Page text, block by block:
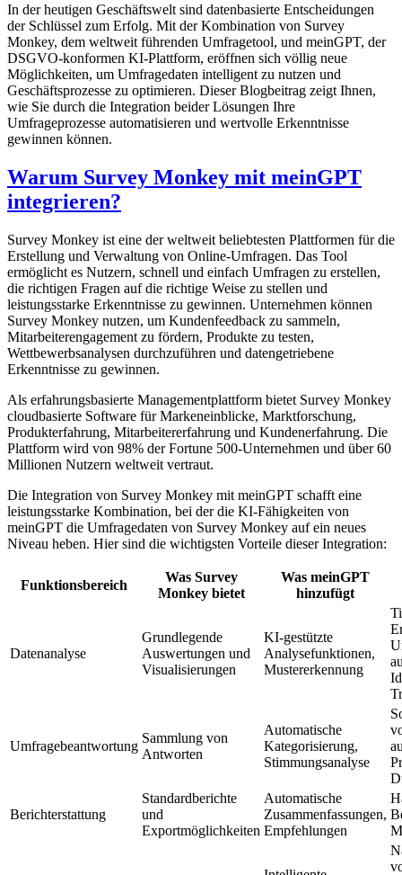
In der heutigen Geschäftswelt sind datenbasierte Entscheidungen
der Schlüssel zum Erfolg. Mit der Kombination von Survey
Monkey, dem weltweit führenden Umfragetool, und meinGPT, der
DSGVO-konformen KI-Plattform, eröffnen sich völlig neue
Möglichkeiten, um Umfragedaten intelligent zu nutzen und
Geschäftsprozesse zu optimieren. Dieser Blogbeitrag zeigt Ihnen,
wie Sie durch die Integration beider Lösungen Ihre
Umfrageprozesse automatisieren und wertvolle Erkenntnisse
gewinnen können.
Warum Survey Monkey mit meinGPT
integrieren?
Survey Monkey ist eine der weltweit beliebtesten Plattformen für die
Erstellung und Verwaltung von Online-Umfragen. Das Tool
ermöglicht es Nutzern, schnell und einfach Umfragen zu erstellen,
die richtigen Fragen auf die richtige Weise zu stellen und
leistungsstarke Erkenntnisse zu gewinnen. Unternehmen können
Survey Monkey nutzen, um Kundenfeedback zu sammeln,
Mitarbeiterengagement zu fördern, Produkte zu testen,
Wettbewerbsanalysen durchzuführen und datengetriebene
Erkenntnisse zu gewinnen.
Als erfahrungsbasierte Managementplattform bietet Survey Monkey
cloudbasierte Software für Markeneinblicke, Marktforschung,
Produkterfahrung, Mitarbeitererfahrung und Kundenerfahrung. Die
Plattform wird von 98% der Fortune 500-Unternehmen und über 60
Millionen Nutzern weltweit vertraut.
Die Integration von Survey Monkey mit meinGPT schafft eine
leistungsstarke Kombination, bei der die KI-Fähigkeiten von
meinGPT die Umfragedaten von Survey Monkey auf ein neues
Niveau heben. Hier sind die wichtigsten Vorteile dieser Integration:
Funktionsbereich
Was Survey
Monkey bietet
Was meinGPT
hinzufügt
Datenanalyse
Grundlegende
Auswertungen und
Visualisierungen
KI-gestützte
Analysefunktionen,
Mustererkennung
Umfragebeantwortung
Sammlung von
Antworten
Automatische
Kategorisierung,
Stimmungsanalyse
Berichterstattung
Standardberichte
und
Exportmöglichkeiten
Automatische
Zusammenfassungen,
Empfehlungen